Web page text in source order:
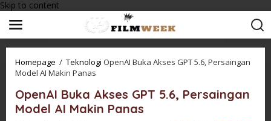
Skip to content
Homepage / Teknologi OpenAI Buka Akses GPT 5.6, Persaingan
Model AI Makin Panas
OpenAI Buka Akses GPT 5.6, Persaingan
Model AI Makin Panas